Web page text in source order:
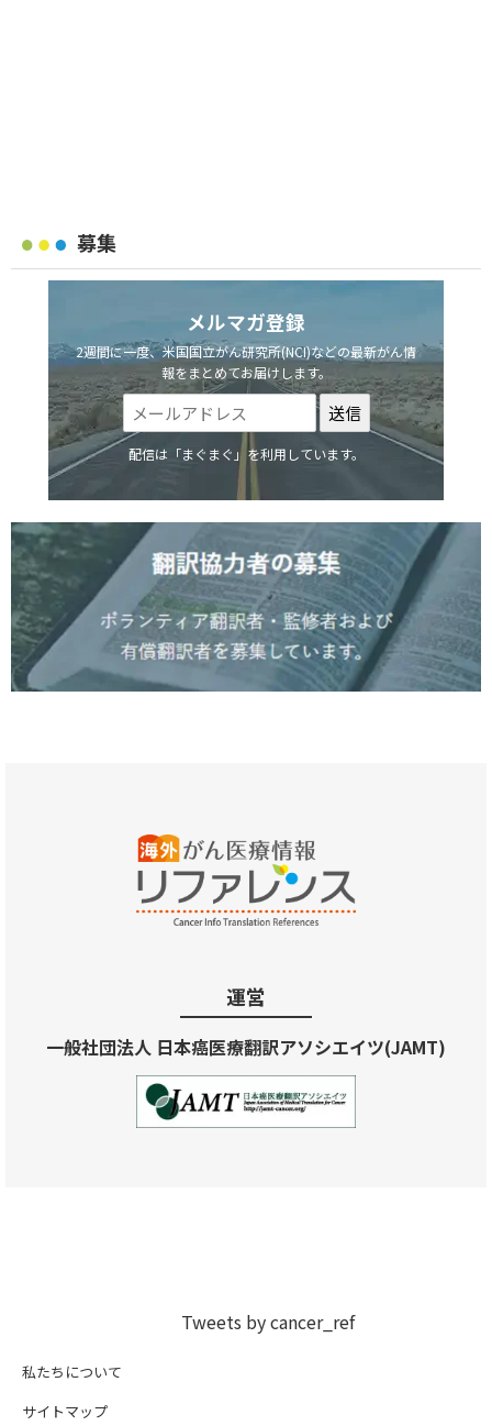
募集
メルマガ登録
2週間に一度、米国国立がん研究所(NCI)などの最新がん情
報をまとめてお届けします。
配信は「まぐまぐ」を利用しています。
運営
一般社団法人 日本癌医療翻訳アソシエイツ(JAMT)
Tweets by cancer_ref
私たちについて
サイトマップ